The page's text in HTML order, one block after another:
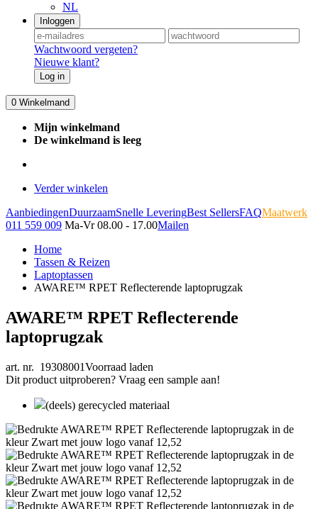
NL
Inloggen
Wachtwoord vergeten?
Nieuwe klant?
Log in
0 Winkelmand
Mijn winkelmand
De winkelmand is leeg
Verder winkelen
AanbiedingenDuurzaamSnelle LeveringBest SellersFAQMaatwerk
011 559 009 Ma-Vr 08.00 - 17.00Mailen
Home
Tassen & Reizen
Laptoptassen
AWARE™ RPET Reflecterende laptoprugzak
AWARE™ RPET Reflecterende
laptoprugzak
art. nr. 19308001Voorraad laden
Dit product uitproberen? Vraag een sample aan!
(deels) gerecycled materiaal